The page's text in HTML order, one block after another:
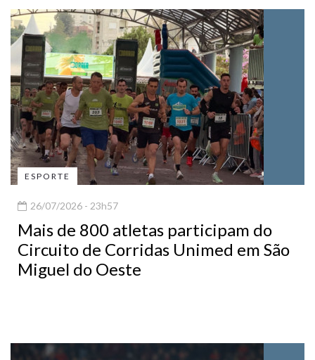
ESPORTE
26/07/2026 - 23h57
Mais de 800 atletas participam do
Circuito de Corridas Unimed em São
Miguel do Oeste